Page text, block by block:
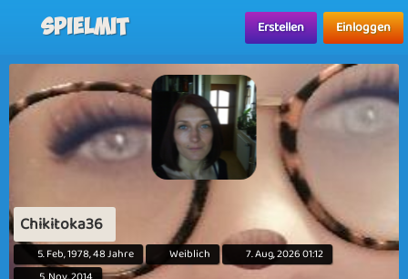
Spielmit Erstellen Einloggen
Chikitoka36
5. Feb, 1978, 48 Jahre Weiblich
7. Aug, 2026 01:12